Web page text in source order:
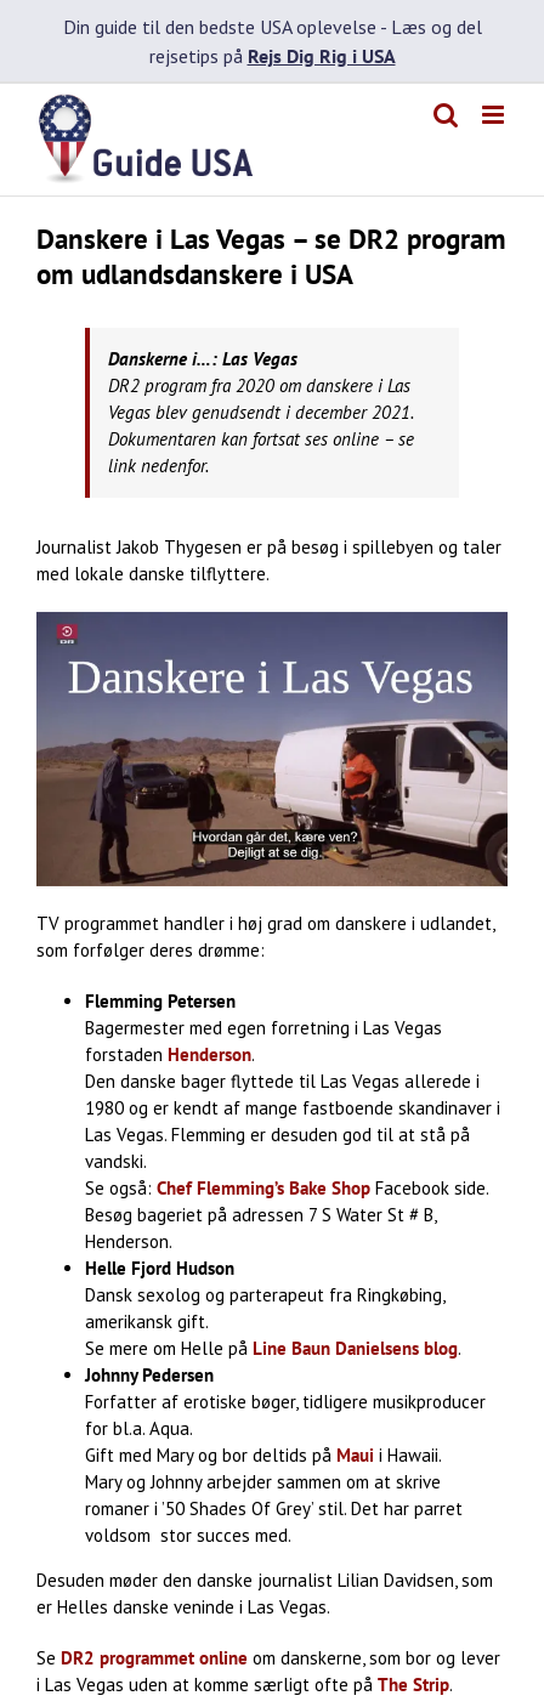
Din guide til den bedste USA oplevelse - Læs og del
rejsetips på Rejs Dig Rig i USA
Danskere i Las Vegas – se DR2 program
om udlandsdanskere i USA
Danskerne i…: Las Vegas
DR2 program fra 2020 om danskere i Las
Vegas blev genudsendt i december 2021.
Dokumentaren kan fortsat ses online – se
link nedenfor.
Journalist Jakob Thygesen er på besøg i spillebyen og taler
med lokale danske tilflyttere.
TV programmet handler i høj grad om danskere i udlandet,
som forfølger deres drømme:
Flemming Petersen
Bagermester med egen forretning i Las Vegas
forstaden Henderson.
Den danske bager flyttede til Las Vegas allerede i
1980 og er kendt af mange fastboende skandinaver i
Las Vegas. Flemming er desuden god til at stå på
vandski.
Se også: Chef Flemming’s Bake Shop Facebook side.
Besøg bageriet på adressen 7 S Water St # B,
Henderson.
Helle Fjord Hudson
Dansk sexolog og parterapeut fra Ringkøbing,
amerikansk gift.
Se mere om Helle på Line Baun Danielsens blog.
Johnny Pedersen
Forfatter af erotiske bøger, tidligere musikproducer
for bl.a. Aqua.
Gift med Mary og bor deltids på Maui i Hawaii.
Mary og Johnny arbejder sammen om at skrive
romaner i ’50 Shades Of Grey’ stil. Det har parret
voldsom stor succes med.
Desuden møder den danske journalist Lilian Davidsen, som
er Helles danske veninde i Las Vegas.
Se DR2 programmet online om danskerne, som bor og lever
i Las Vegas uden at komme særligt ofte på The Strip.